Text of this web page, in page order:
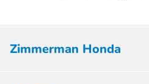
Zimmerman Honda